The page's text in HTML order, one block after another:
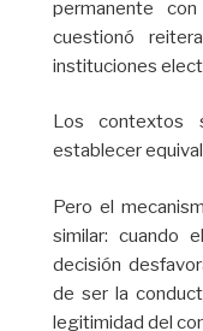
permanente
cuestionó
instituciones
Los contextos
establecer
Pero el
similar: cuando
decisión
de ser la
legitimidad del